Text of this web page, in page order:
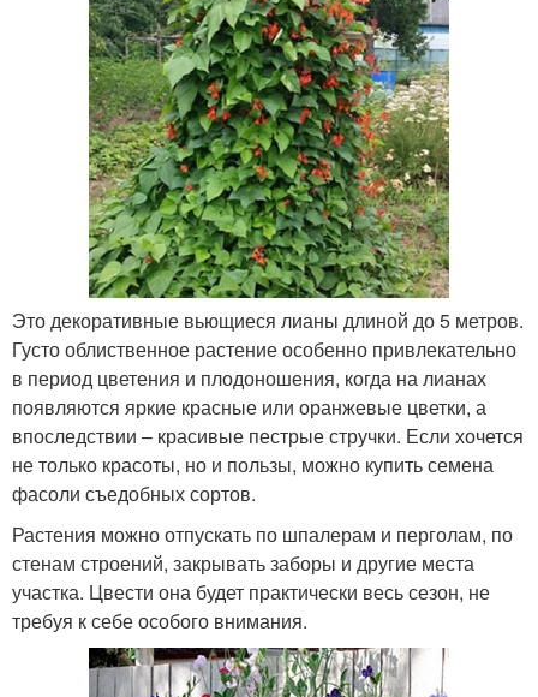
Это декоративные вьющиеся лианы длиной до 5 метров.
Густо облиственное растение особенно привлекательно
в период цветения и плодоношения, когда на лианах
появляются яркие красные или оранжевые цветки, а
впоследствии – красивые пестрые стручки. Если хочется
не только красоты, но и пользы, можно купить семена
фасоли съедобных сортов.
Растения можно отпускать по шпалерам и перголам, по
стенам строений, закрывать заборы и другие места
участка. Цвести она будет практически весь сезон, не
требуя к себе особого внимания.